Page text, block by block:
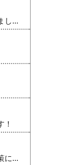
し...
！
に...